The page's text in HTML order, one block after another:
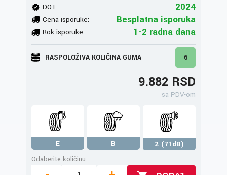
DOT: 2024
Cena isporuke: Besplatna isporuka
Rok isporuke: 1-2 radna dana
RASPOLOŽIVA KOLIČINA GUMA 6
9.882 RSD
sa PDV-om
E B
2 (71dB)
Odaberite količinu